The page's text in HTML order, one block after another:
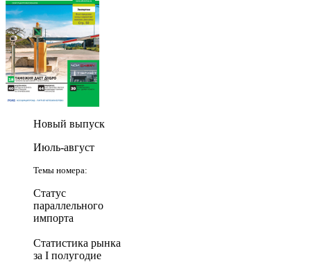
Новый выпуск
Июль-август
Темы номера:
Статус
параллельного
импорта
Статистика рынка
за I полугодие